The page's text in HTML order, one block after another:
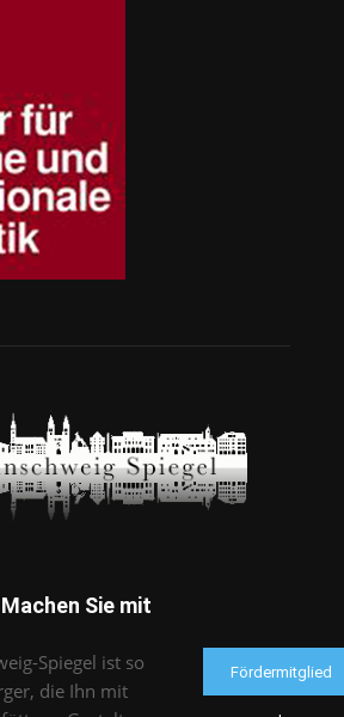
Machen Sie mit
Spiegel ist so
die Ihn mit
Fördermitglied